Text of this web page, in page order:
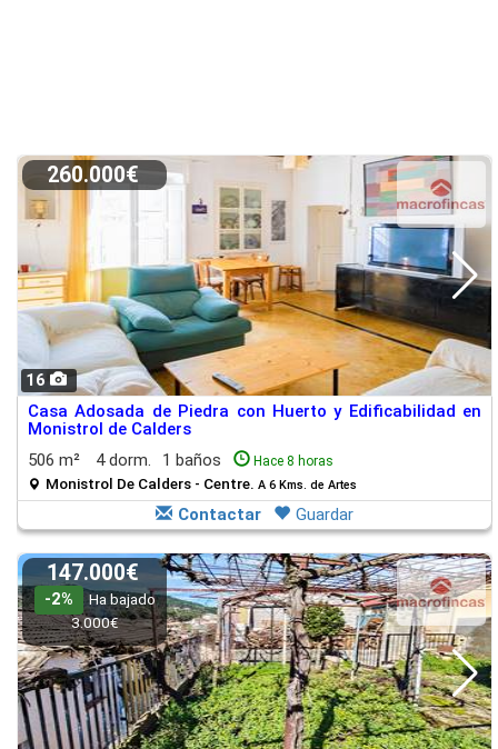
16
260.000€
Casa Adosada de Piedra con Huerto y Edificabilidad en
Monistrol de Calders
506 m²
4 dorm. 1 baños Hace 8 horas
Monistrol De Calders - Centre. A 6 Kms. de Artes
Contactar Guardar
147.000€
-2%
Ha bajado
3.000€